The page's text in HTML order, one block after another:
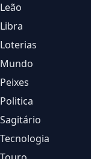
Leão
Libra
Loterias
Mundo
Peixes
Politica
Sagitário
Tecnologia